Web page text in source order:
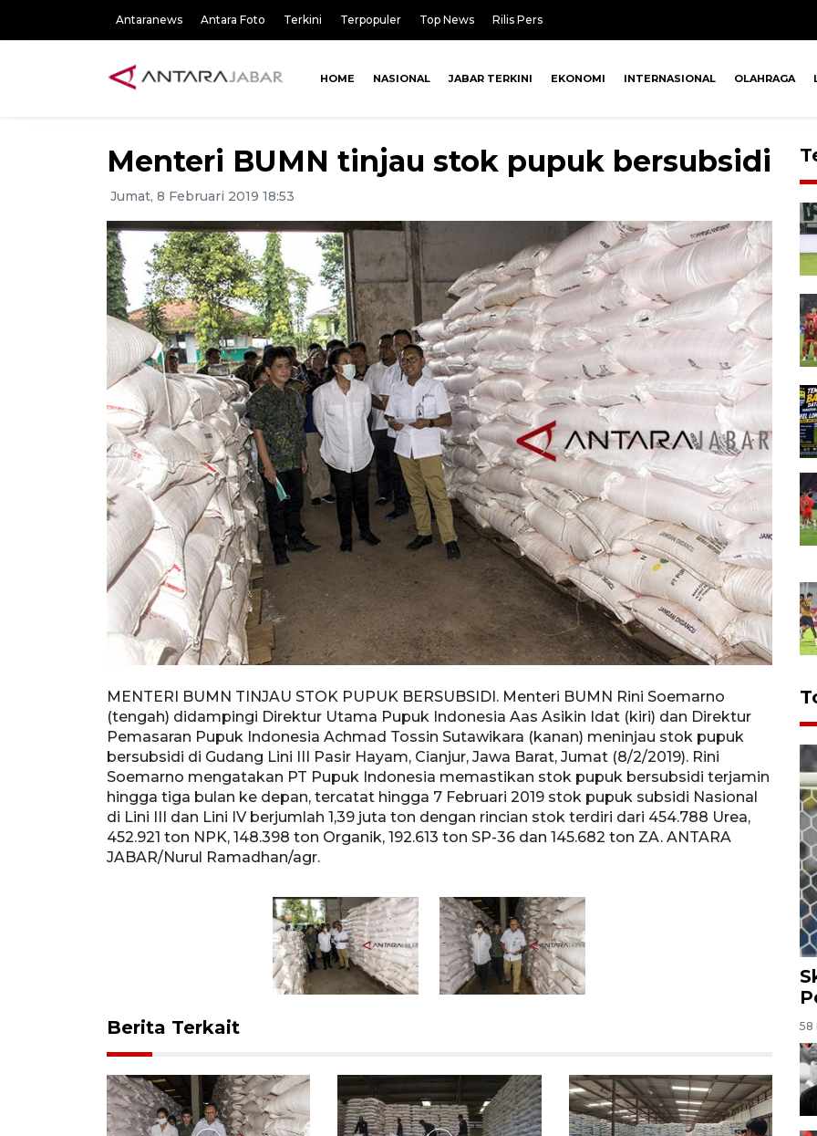
Antaranews Antara Foto Terkini Terpopuler Top News Rilis Pers
HOME NASIONAL JABAR TERKINI EKONOMI INTERNASIONAL OLAHRAGA
Menteri BUMN tinjau stok pupuk bersubsidi
Jumat, 8 Februari 2019 18:53
MENTERI BUMN TINJAU STOK PUPUK BERSUBSIDI. Menteri BUMN Rini Soemarno
(tengah) didampingi Direktur Utama Pupuk Indonesia Aas Asikin Idat (kiri) dan Direktur
Pemasaran Pupuk Indonesia Achmad Tossin Sutawikara (kanan) meninjau stok pupuk
bersubsidi di Gudang Lini III Pasir Hayam, Cianjur, Jawa Barat, Jumat (8/2/2019). Rini
Soemarno mengatakan PT Pupuk Indonesia memastikan stok pupuk bersubsidi terjamin
hingga tiga bulan ke depan, tercatat hingga 7 Februari 2019 stok pupuk subsidi Nasional
di Lini III dan Lini IV berjumlah 1,39 juta ton dengan rincian stok terdiri dari 454.788 Urea,
452.921 ton NPK, 148.398 ton Organik, 192.613 ton SP-36 dan 145.682 ton ZA. ANTARA
JABAR/Nurul Ramadhan/agr.
stok
36
Berita Terkait 58